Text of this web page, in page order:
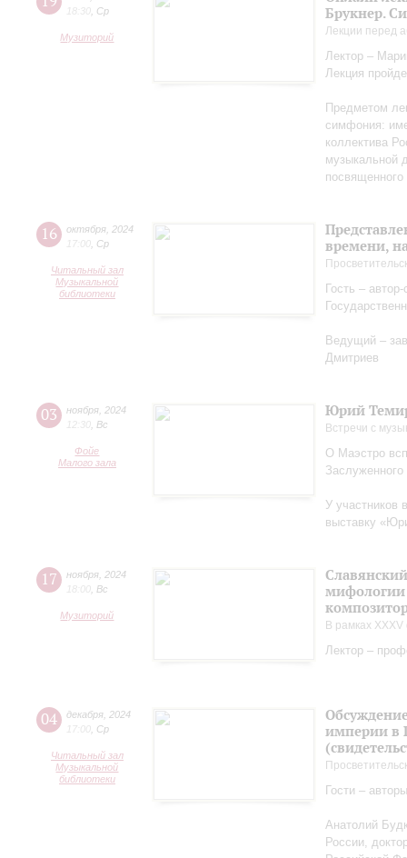
18:30 Ср
Музиторий
Брукнер.
Лекции перед
Лектор –
Лекция
Предметом
симфония:
коллектива
музыкальной
16 октября 2024
17:00 Ср
Читальный зал
Музыкальной
библиотеки
времени,
Гость –
Ведущий –
Дмитриев
03 ноября 2024
12:30 Вс
Фойе
Малого зала
Юрий
Встречи с
О Маэстро
У участников
выставку
17 ноября 2024
18:00 Вс
Музиторий
мифологии
В рамках
Лектор –
04 декабря 2024
17:00 Ср
Читальный зал
Музыкальной
библиотеки
империи в
Гости –
Анатолий
России,